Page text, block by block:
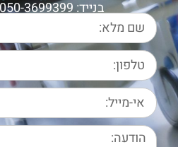
בנייד: 050-3699399 או כיתבו לנו